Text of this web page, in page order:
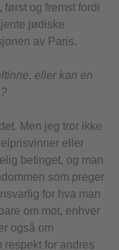
først og fremst fordi
jødiske
av Paris.
eller kan en
Men jeg tror ikke
eller
betinget, og man
som preger
for hva man
om mot, enhver
også om
respekt for andres